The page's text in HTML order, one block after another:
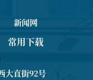
新闻网
常用下载
大直街92号